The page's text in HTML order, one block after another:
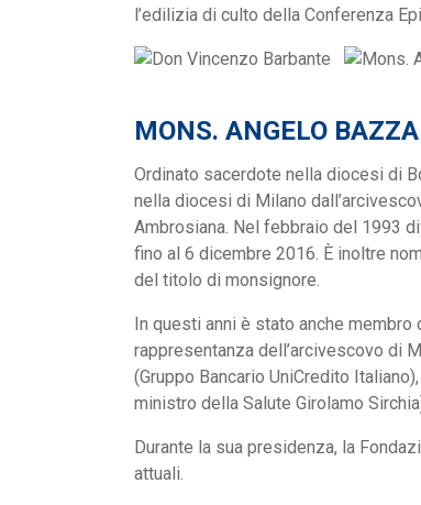
l’edilizia di culto della Conferenza
MONS. ANGELO
Ordinato sacerdote nella diocesi di
nella diocesi di Milano
Ambrosiana. Nel febbraio del 1993
fino al 6 dicembre 2016. È inoltre
del titolo di monsignore.
In questi anni è stato anche
rappresentanza dell’arcivescovo di
(Gruppo Bancario UniCredito
ministro della Salute Girolamo
Durante la sua presidenza, la
attuali.